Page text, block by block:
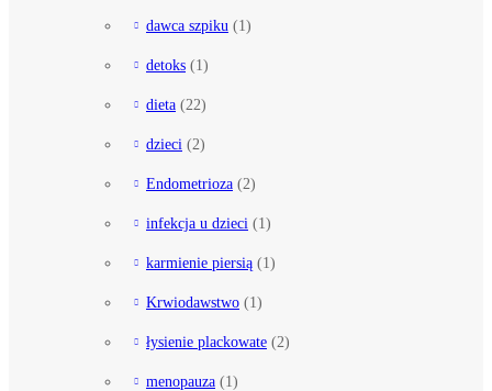
dawca szpiku (1)
detoks (1)
dieta (22)
dzieci (2)
Endometrioza (2)
infekcja u dzieci (1)
karmienie piersią (1)
Krwiodawstwo (1)
łysienie plackowate (2)
menopauza (1)